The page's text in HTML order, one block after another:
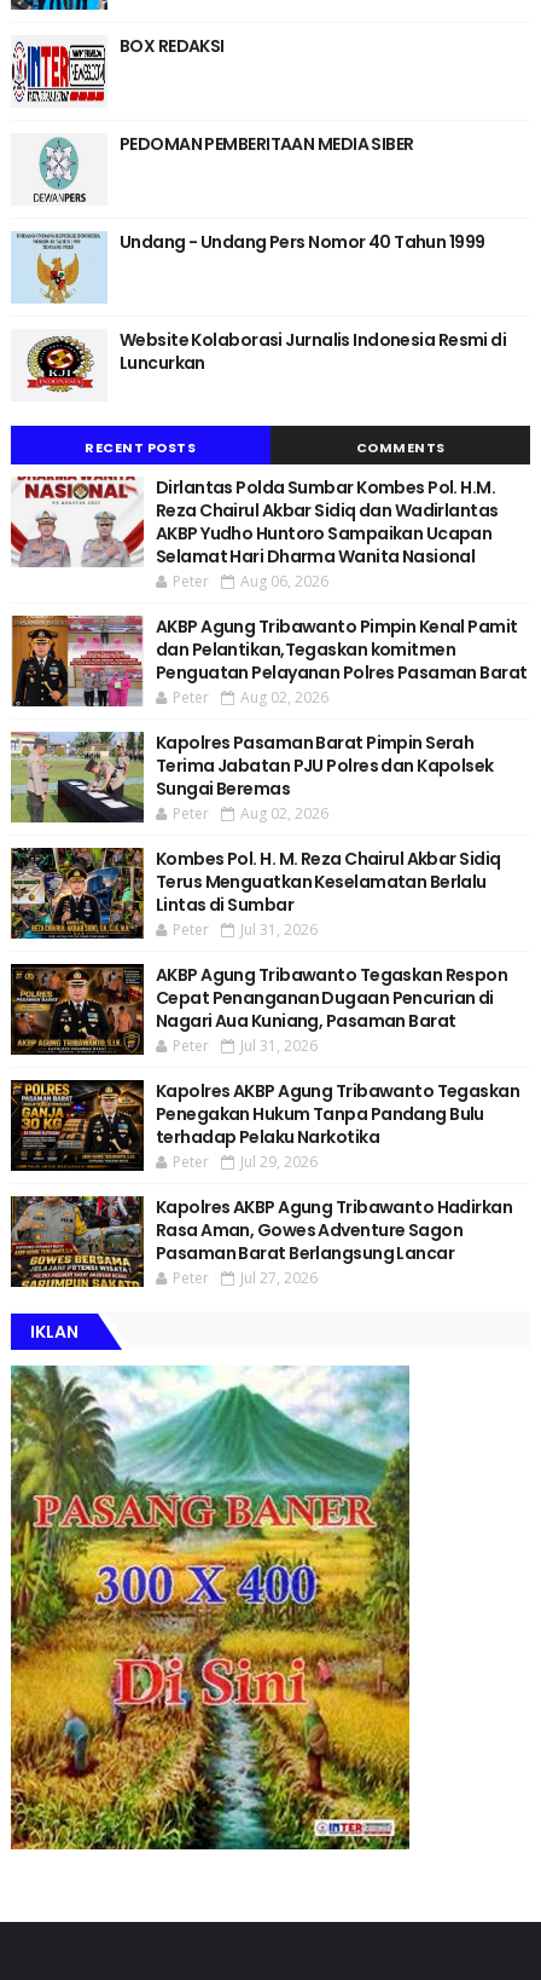
BOX REDAKSI
PEDOMAN PEMBERITAAN MEDIA SIBER
Undang - Undang Pers Nomor 40 Tahun 1999
Website Kolaborasi Jurnalis Indonesia Resmi di
Luncurkan
RECENT POSTS COMMENTS
Dirlantas Polda Sumbar Kombes Pol. H.M.
Reza Chairul Akbar Sidiq dan Wadirlantas
AKBP Yudho Huntoro Sampaikan Ucapan
Selamat Hari Dharma Wanita Nasional
Peter Aug 06, 2026
AKBP Agung Tribawanto Pimpin Kenal Pamit
dan Pelantikan,Tegaskan komitmen
Penguatan Pelayanan Polres Pasaman Barat
Peter Aug 02, 2026
Kapolres Pasaman Barat Pimpin Serah
Terima Jabatan PJU Polres dan Kapolsek
Sungai Beremas
Peter Aug 02, 2026
Kombes Pol. H. M. Reza Chairul Akbar Sidiq
Terus Menguatkan Keselamatan Berlalu
Lintas di Sumbar
Peter Jul 31, 2026
AKBP Agung Tribawanto Tegaskan Respon
Cepat Penanganan Dugaan Pencurian di
Nagari Aua Kuniang, Pasaman Barat
Peter Jul 31, 2026
Kapolres AKBP Agung Tribawanto Tegaskan
Penegakan Hukum Tanpa Pandang Bulu
terhadap Pelaku Narkotika
Peter Jul 29, 2026
Kapolres AKBP Agung Tribawanto Hadirkan
Rasa Aman, Gowes Adventure Sagon
Pasaman Barat Berlangsung Lancar
Peter Jul 27, 2026
IKLAN